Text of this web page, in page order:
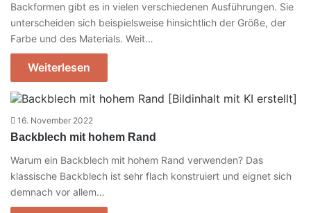
Backformen gibt es in vielen verschiedenen Ausführungen. Sie
unterscheiden sich beispielsweise hinsichtlich der Größe, der
Farbe und des Materials. Weit…
Weiterlesen
16. November 2022
Backblech mit hohem Rand
Warum ein Backblech mit hohem Rand verwenden? Das
klassische Backblech ist sehr flach konstruiert und eignet sich
demnach vor allem…